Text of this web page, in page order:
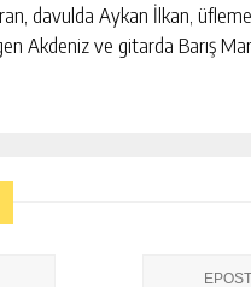
davulda Aykan İlkan,
Akdeniz ve gitarda Barış